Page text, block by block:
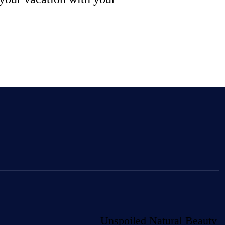
Unspoiled Natural Beauty